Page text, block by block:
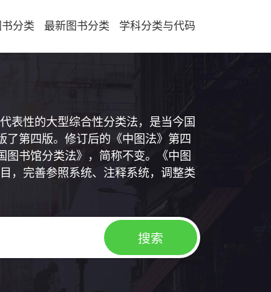
分类 最新图书分类 学科分类与代码
表性的大型综合性分类法，是当今国
第四版。修订后的《中图法》第四
图书馆分类法》，简称不变。《中图
，完善参照系统、注释系统，调整类